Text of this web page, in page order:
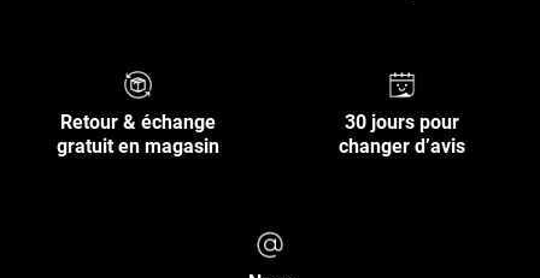
Retour & échange
gratuit en magasin
30 jours pour
changer d’avis